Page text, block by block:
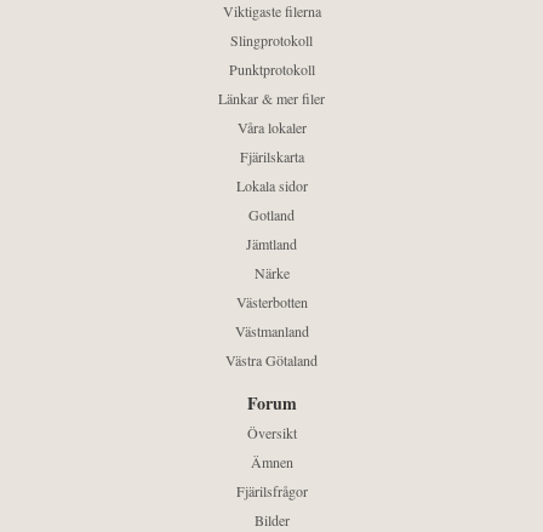
Viktigaste filerna
Slingprotokoll
Punktprotokoll
Länkar & mer filer
Våra lokaler
Fjärilskarta
Lokala sidor
Gotland
Jämtland
Närke
Västerbotten
Västmanland
Västra Götaland
Forum
Översikt
Ämnen
Fjärilsfrågor
Bilder